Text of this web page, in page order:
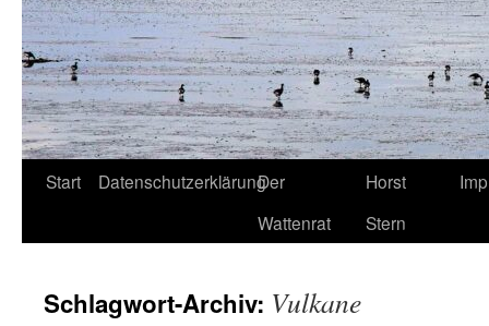
Start DatenschutzerklärungDer
Wattenrat
Horst
Stern
Schlagwort-Archiv: Vulkane